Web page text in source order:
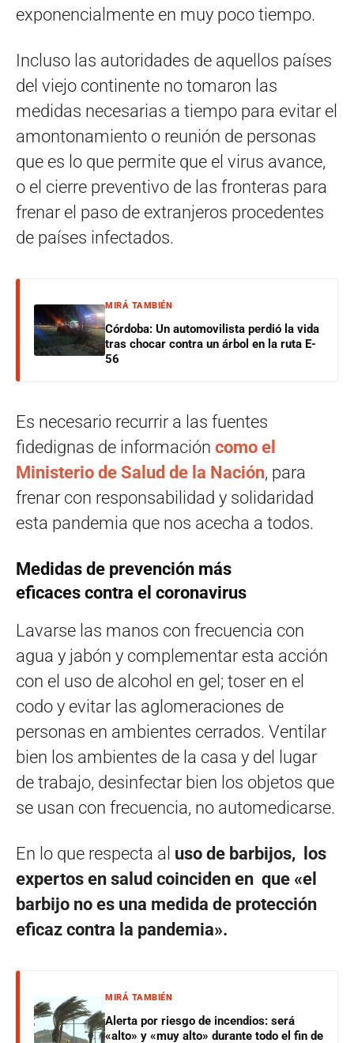
exponencialmente en muy poco tiempo.
Incluso las autoridades de aquellos países
del viejo continente no tomaron las
medidas necesarias a tiempo para evitar el
amontonamiento o reunión de personas
que es lo que permite que el virus avance,
o el cierre preventivo de las fronteras para
frenar el paso de extranjeros procedentes
de países infectados.
MIRÁ TAMBIÉN
Córdoba: Un automovilista perdió la vida
tras chocar contra un árbol en la ruta E-
56
Es necesario recurrir a las fuentes
fidedignas de información como el
Ministerio de Salud de la Nación, para
frenar con responsabilidad y solidaridad
esta pandemia que nos acecha a todos.
Medidas de prevención más
eficaces contra el coronavirus
Lavarse las manos con frecuencia con
agua y jabón y complementar esta acción
con el uso de alcohol en gel; toser en el
codo y evitar las aglomeraciones de
personas en ambientes cerrados. Ventilar
bien los ambientes de la casa y del lugar
de trabajo, desinfectar bien los objetos que
se usan con frecuencia, no automedicarse.
En lo que respecta al uso de barbijos, los
expertos en salud coinciden en que «el
barbijo no es una medida de protección
eficaz contra la pandemia».
MIRÁ TAMBIÉN
Alerta por riesgo de incendios: será
«alto» y «muy alto» durante todo el fin de